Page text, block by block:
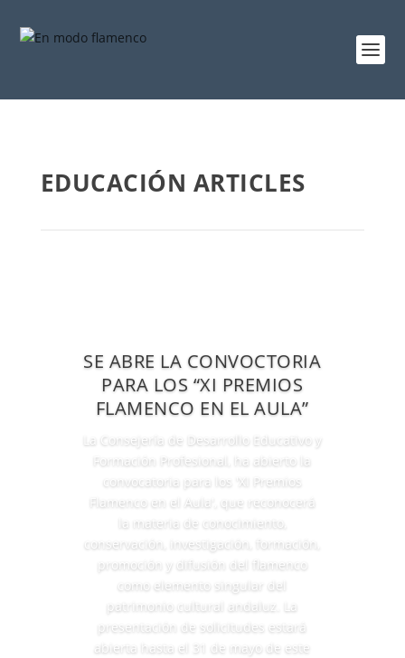
EDUCACIÓN ARTICLES
SE ABRE LA CONVOCTORIA
PARA LOS “XI PREMIOS
FLAMENCO EN EL AULA”
La Consejería de Desarrollo Educativo y
Formación Profesional, ha abierto la
convocatoria para los 'XI Premios
Flamenco en el Aula', que reconocerá
la materia de conocimiento,
conservación, investigación, formación,
promoción y difusión del flamenco
como elemento singular del
patrimonio cultural andaluz. La
presentación de solicitudes estará
abierta hasta el 31 de mayo de este